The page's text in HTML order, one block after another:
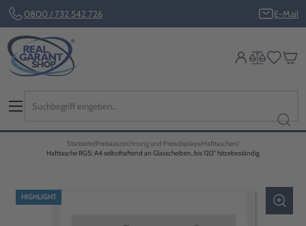
0800 / 732 542 726 E-Mail
Startseite Preisauszeichnung und Preisdisplays Hafttaschen
Hafttasche RGS: A4 selbsthaftend an Glasscheiben, bis 120° hitzebeständig
HIGHLIGHT